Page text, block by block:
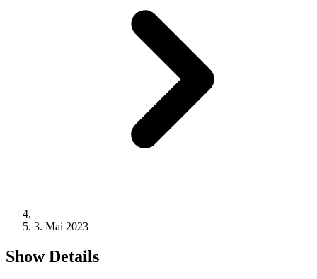
3. Mai 2023
Show Details